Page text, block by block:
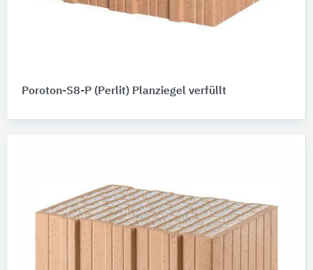
Poroton-S8-P (Perlit) Planziegel verfüllt